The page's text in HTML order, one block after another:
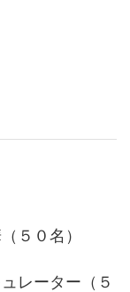
５０名）
レーター（５